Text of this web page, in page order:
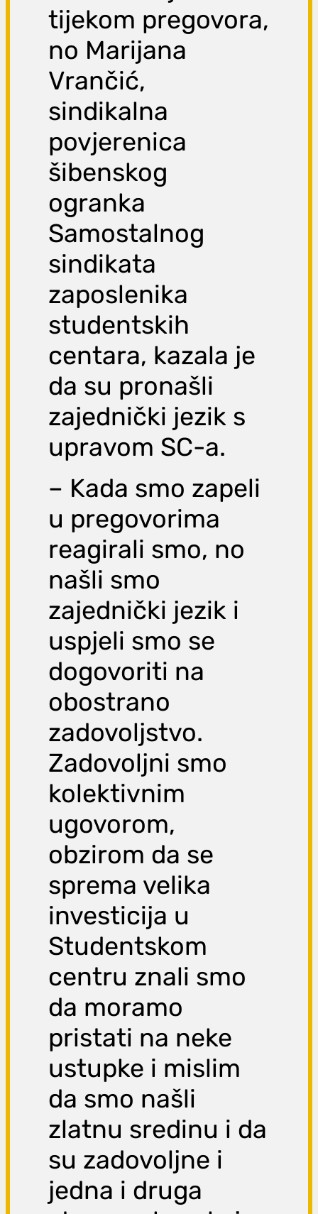
tijekom pregovora,
no Marijana
Vrančić,
sindikalna
povjerenica
šibenskog
ogranka
Samostalnog
sindikata
zaposlenika
studentskih
centara, kazala je
da su pronašli
zajednički jezik s
upravom SC-a.
– Kada smo zapeli
u pregovorima
reagirali smo, no
našli smo
zajednički jezik i
uspjeli smo se
dogovoriti na
obostrano
zadovoljstvo.
Zadovoljni smo
kolektivnim
ugovorom,
obzirom da se
sprema velika
investicija u
Studentskom
centru znali smo
da moramo
pristati na neke
ustupke i mislim
da smo našli
zlatnu sredinu i da
su zadovoljne i
jedna i druga